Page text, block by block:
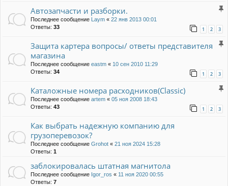
Автозапчасти и разборки.
Последнее сообщение Laym « 22 янв 2013 00:01
Ответы: 33 1 2 3
Защита картера вопросы/ ответы представителя
магазина
Последнее сообщение eastm « 10 сен 2010 11:29
Ответы: 34 1 2 3
Каталожные номера расходников(Classic)
Последнее сообщение artem « 05 ноя 2008 18:43
Ответы: 43 1 2 3
Как выбрать надежную компанию для
грузоперевозок?
Последнее сообщение Grohot « 21 ноя 2024 15:28
Ответы: 1
заблокировалась штатная магнитола
Последнее сообщение Igor_ros « 11 ноя 2020 00:55
Ответы: 7